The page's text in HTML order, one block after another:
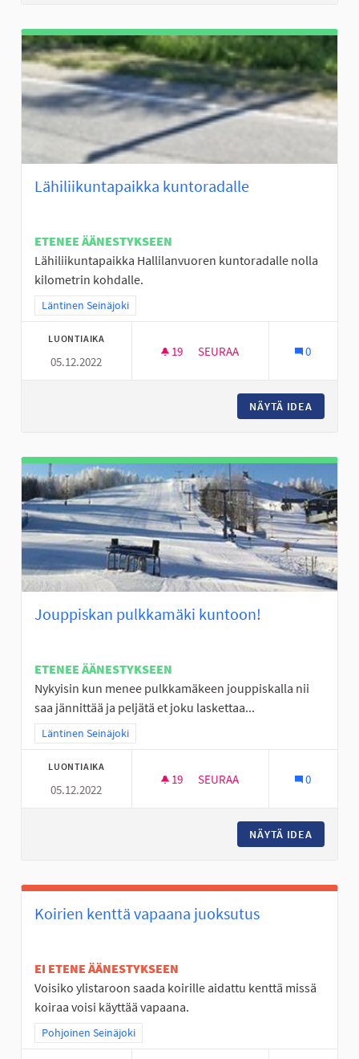
Lähiliikuntapaikka kuntoradalle
ETENEE ÄÄNESTYKSEEN
Lähiliikuntapaikka Hallilanvuoren kuntoradalle nolla
kilometrin kohdalle.
Rajaa tulokset teeman mukaan: Läntinen Seinäjoki
Läntinen Seinäjoki
LUONTIAIKA
05.12.2022
19 19 SEURAAJAA
SEURAA 0
NÄYTÄ IDEA
Jouppiskan pulkkamäki kuntoon!
ETENEE ÄÄNESTYKSEEN
Nykyisin kun menee pulkkamäkeen jouppiskalla nii
saa jännittää ja peljätä et joku laskettaa...
Rajaa tulokset teeman mukaan: Läntinen Seinäjoki
Läntinen Seinäjoki
LUONTIAIKA
05.12.2022
19 19 SEURAAJAA
SEURAA 0
NÄYTÄ IDEA
Koirien kenttä vapaana juoksutus
EI ETENE ÄÄNESTYKSEEN
Voisiko ylistaroon saada koirille aidattu kenttä missä
koiraa voisi käyttää vapaana.
Rajaa tulokset teeman mukaan: Pohjoinen Seinäjoki
Pohjoinen Seinäjoki